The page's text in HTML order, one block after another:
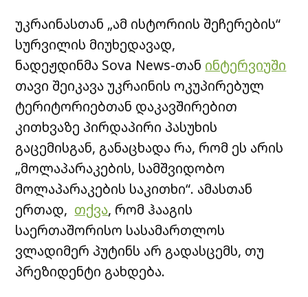
უკრაინასთან „ამ ისტორიის შეჩერების“
სურვილის მიუხედავად,
ნადეჟდინმა Sova News-თან ინტერვიუში
თავი შეიკავა უკრაინის ოკუპირებულ
ტერიტორიებთან დაკავშირებით
კითხვაზე პირდაპირი პასუხის
გაცემისგან, განაცხადა რა, რომ ეს არის
„მოლაპარაკების, სამშვიდობო
მოლაპარაკების საკითხი“. ამასთან
ერთად, თქვა, რომ ჰააგის
საერთაშორისო სასამართლოს
ვლადიმერ პუტინს არ გადასცემს, თუ
პრეზიდენტი გახდება.